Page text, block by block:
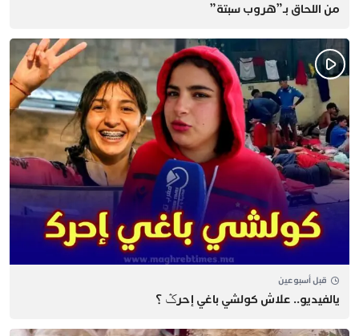
من اللحاق بـ”هروب سبتة”
قبل أسبوعين
يالفيديو.. علاش كولشي باغي إحرݣ ؟